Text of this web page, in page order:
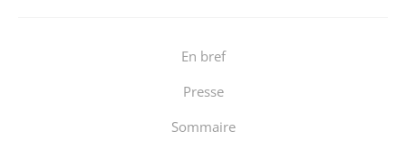
En bref
Presse
Sommaire